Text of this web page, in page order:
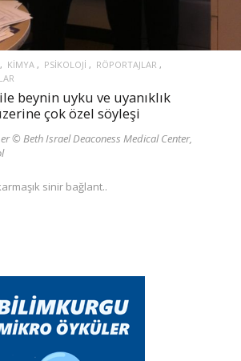
KIMYA PSIKOLOJI
RÖPORTAJLAR
beynin uyku ve uyanıklık
çok özel söyleşi
© Beth Israel Deaconess Medical Center,
sinir bağlant..